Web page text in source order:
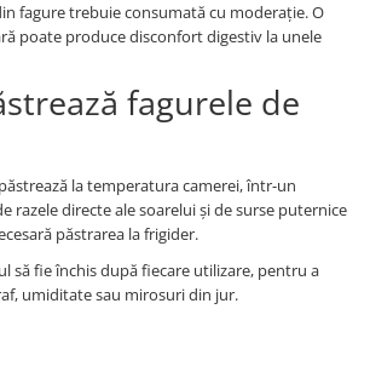
fagure trebuie consumată cu moderație. O
poate produce disconfort digestiv la unele
fagurele de
la temperatura camerei, într-un
razele directe ale soarelui și de surse puternice
păstrarea la frigider.
să fie închis după fiecare utilizare, pentru a
umiditate sau mirosuri din jur.